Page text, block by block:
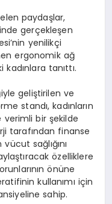
paydaşlar,
gerçekleşen
yenilikçi
ergonomik ağ
tanıttı.
geliştirilen ve
standı, kadınların
bir şekilde
tarafından finanse
sağlığını
özelliklere
önüne
kullanımı için
sahip.